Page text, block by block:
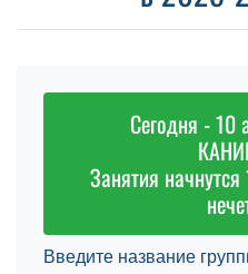
Сегодня - 10
Занятия
Введите название